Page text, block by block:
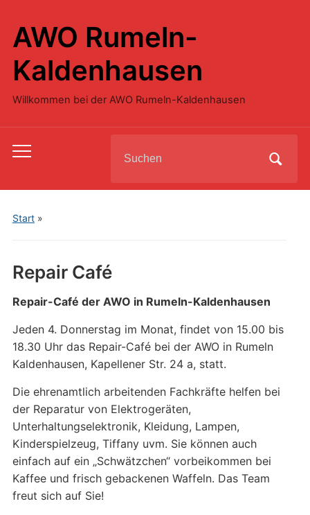
AWO Rumeln-
Kaldenhausen
Willkommen bei der AWO Rumeln-Kaldenhausen
Toggle
menu
for:
Start»
Repair Café
Repair-Café der AWO in Rumeln-Kaldenhausen
Jeden 4. Donnerstag im Monat, findet von 15.00 bis
18.30 Uhr das Repair-Café bei der AWO in Rumeln
Kaldenhausen, Kapellener Str. 24 a, statt.
Die ehrenamtlich arbeitenden Fachkräfte helfen bei
der Reparatur von Elektrogeräten,
Unterhaltungselektronik, Kleidung, Lampen,
Kinderspielzeug, Tiffany uvm. Sie können auch
einfach auf ein „Schwätzchen“ vorbeikommen bei
Kaffee und frisch gebackenen Waffeln. Das Team
freut sich auf Sie!